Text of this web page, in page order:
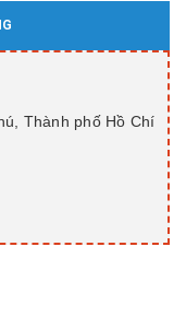
Thành phố Hồ Chí